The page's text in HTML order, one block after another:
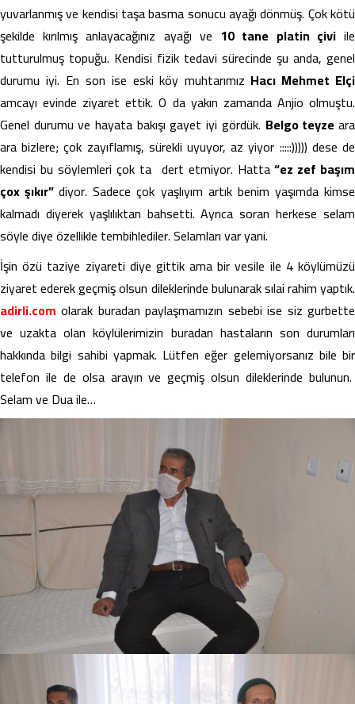
yuvarlanmış ve kendisi taşa basma sonucu ayağı dönmüş. Çok kötü
şekilde kırılmış anlayacağınız ayağı ve 10 tane platin çiviile
tutturulmuş topuğu. Kendisi fizik tedavi sürecinde şu anda, genel
durumu iyi. En son ise eski köy muhtarımız Hacı Mehmet Elçi
amcayı evinde ziyaret ettik. O da yakın zamanda Anjio olmuştu.
Genel durumu ve hayata bakışı gayet iyi gördük. Belgo teyzeara
ara bizlere; çok zayıflamış, sürekli uyuyor, az yiyor :::::))))) dese de
kendisi bu söylemleri çok ta dert etmiyor. Hatta“ez zef başım
çox şıkır”diyor. Sadece çok yaşlıyım artık benim yaşımda kimse
kalmadı diyerek yaşlılıktan bahsetti. Ayrıca soran herkese selam
söyle diye özellikle tembihlediler. Selamları var yani.
İşin özü taziye ziyareti diye gittik ama bir vesile ile 4 köylümüzü
ziyaret ederek geçmiş olsun dileklerinde bulunarak sılai rahim yaptık.
adirli.com olarak buradan paylaşmamızın sebebi ise siz gurbette
ve uzakta olan köylülerimizin buradan hastaların son durumları
hakkında bilgi sahibi yapmak. Lütfen eğer gelemiyorsanız bile bir
telefon ile de olsa arayın ve geçmiş olsun dileklerinde bulunun.
Selam ve Dua ile…